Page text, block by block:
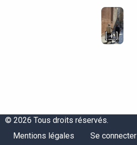
[ + ]
© 2026 Tous droits réservés.
Menu
Mentions légales
Menu
Se connecter